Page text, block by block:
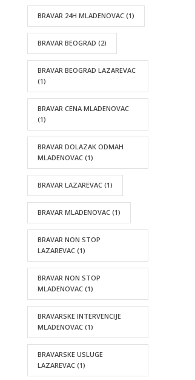
BRAVAR 24H MLADENOVAC (1)
BRAVAR BEOGRAD (2)
BRAVAR BEOGRAD LAZAREVAC
(1)
BRAVAR CENA MLADENOVAC
(1)
BRAVAR DOLAZAK ODMAH
MLADENOVAC (1)
BRAVAR LAZAREVAC (1)
BRAVAR MLADENOVAC (1)
BRAVAR NON STOP
LAZAREVAC (1)
BRAVAR NON STOP
MLADENOVAC (1)
BRAVARSKE INTERVENCIJE
MLADENOVAC (1)
BRAVARSKE USLUGE
LAZAREVAC (1)